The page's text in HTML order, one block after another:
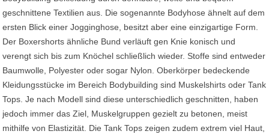
geschnittene Textilien aus. Die sogenannte Bodyhose ähnelt auf dem
ersten Blick einer Jogginghose, besitzt aber eine einzigartige Form.
Der Boxershorts ähnliche Bund verläuft gen Knie konisch und
verengt sich bis zum Knöchel schließlich wieder. Stoffe sind entweder
Baumwolle, Polyester oder sogar Nylon. Oberkörper bedeckende
Kleidungsstücke im Bereich Bodybuilding sind Muskelshirts oder Tank
Tops. Je nach Modell sind diese unterschiedlich geschnitten, haben
jedoch immer das Ziel, Muskelgruppen gezielt zu betonen, meist
mithilfe von Elastizität. Die Tank Tops zeigen zudem extrem viel Haut,